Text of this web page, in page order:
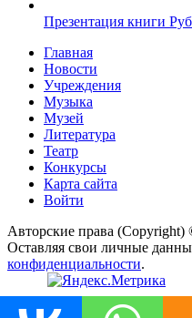
Презентация книги
Главная
Новости
Учреждения
Музыка
Музей
Литература
Театр
Конкурсы
Карта сайта
Войти
Авторские права (Copyright)
Оставляя свои личные
конфиденциальности.